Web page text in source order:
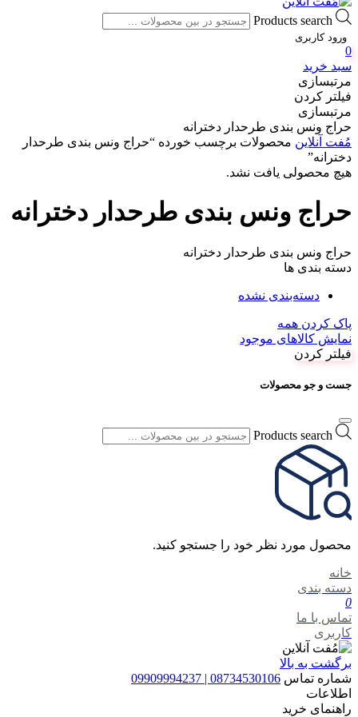
Products search
ورود کاربری
0
سبد خرید
مرتبسازی
فیلتر کردن
مرتبسازی
حراج ونس بندی طرحدار دخترانه
مُفت آنلاین محصولات برچسب خورده “حراج ونس بندی طرحدار
دخترانه”
هیچ محصولی یافت نشد.
حراج ونس بندی طرحدار دخترانه
حراج ونس بندی طرحدار دخترانه
دسته بندی ها
دسته‌بندی نشده
پاک کردن همه
نمایش کالاهای موجود
فیلتر کردن
جست و جو محصولات
Products search
محصول مورد نظر خود را جستجو کنید.
خانه
دسته بندی
0
تماس با ما
کاربری
برگشت به بالا
شماره تماس 08734530106 | 09909994237
اطلاعات
راهنمای خرید